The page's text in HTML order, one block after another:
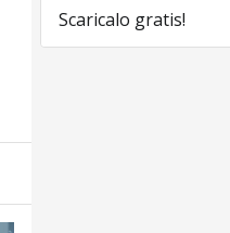
Scaricalo gratis!